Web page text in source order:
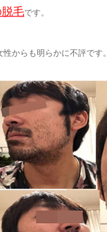
毛です。
からも明らかに不評です。